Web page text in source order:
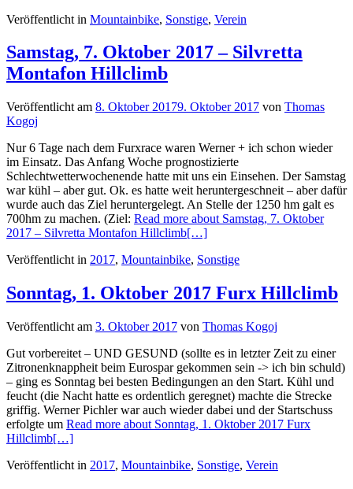
Veröffentlicht in Mountainbike, Sonstige, Verein
Samstag, 7. Oktober 2017 – Silvretta
Montafon Hillclimb
Veröffentlicht am 8. Oktober 20179. Oktober 2017 von Thomas
Kogoj
Nur 6 Tage nach dem Furxrace waren Werner + ich schon wieder
im Einsatz. Das Anfang Woche prognostizierte
Schlechtwetterwochenende hatte mit uns ein Einsehen. Der Samstag
war kühl – aber gut. Ok. es hatte weit heruntergeschneit – aber dafür
wurde auch das Ziel heruntergelegt. An Stelle der 1250 hm galt es
700hm zu machen. (Ziel: Read more about Samstag, 7. Oktober
2017 – Silvretta Montafon Hillclimb[…]
Veröffentlicht in 2017, Mountainbike, Sonstige
Sonntag, 1. Oktober 2017 Furx Hillclimb
Veröffentlicht am 3. Oktober 2017 von Thomas Kogoj
Gut vorbereitet – UND GESUND (sollte es in letzter Zeit zu einer
Zitronenknappheit beim Eurospar gekommen sein -> ich bin schuld)
– ging es Sonntag bei besten Bedingungen an den Start. Kühl und
feucht (die Nacht hatte es ordentlich geregnet) machte die Strecke
griffig. Werner Pichler war auch wieder dabei und der Startschuss
erfolgte um Read more about Sonntag, 1. Oktober 2017 Furx
Hillclimb[…]
Veröffentlicht in 2017, Mountainbike, Sonstige, Verein